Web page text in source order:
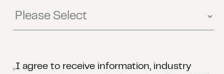
I agree to receive information, industry